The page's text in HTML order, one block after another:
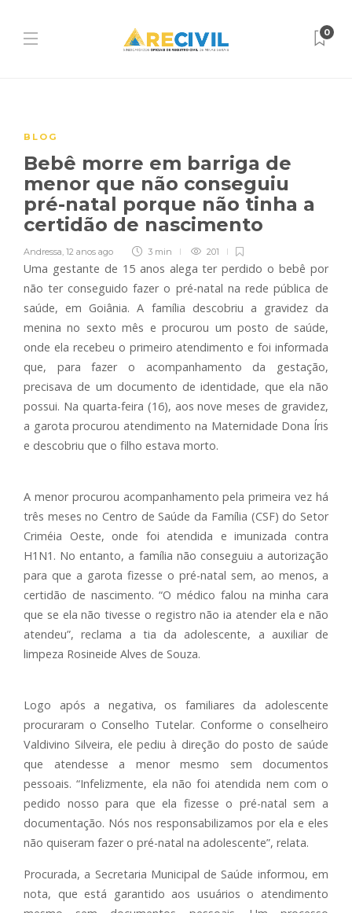
0
BLOG
Bebê morre em barriga de
menor que não conseguiu
pré-natal porque não tinha a
certidão de nascimento
Andressa, 12 anos ago 3 min 201
Uma gestante de 15 anos alega ter perdido o bebê por
não ter conseguido fazer o pré-natal na rede pública de
saúde, em Goiânia. A família descobriu a gravidez da
menina no sexto mês e procurou um posto de saúde,
onde ela recebeu o primeiro atendimento e foi informada
que, para fazer o acompanhamento da gestação,
precisava de um documento de identidade, que ela não
possui. Na quarta-feira (16), aos nove meses de gravidez,
a garota procurou atendimento na Maternidade Dona Íris
e descobriu que o filho estava morto.
A menor procurou acompanhamento pela primeira vez há
três meses no Centro de Saúde da Família (CSF) do Setor
Criméia Oeste, onde foi atendida e imunizada contra
H1N1. No entanto, a família não conseguiu a autorização
para que a garota fizesse o pré-natal sem, ao menos, a
certidão de nascimento. “O médico falou na minha cara
que se ela não tivesse o registro não ia atender ela e não
atendeu”, reclama a tia da adolescente, a auxiliar de
limpeza Rosineide Alves de Souza.
Logo após a negativa, os familiares da adolescente
procuraram o Conselho Tutelar. Conforme o conselheiro
Valdivino Silveira, ele pediu à direção do posto de saúde
que atendesse a menor mesmo sem documentos
pessoais. “Infelizmente, ela não foi atendida nem com o
pedido nosso para que ela fizesse o pré-natal sem a
documentação. Nós nos responsabilizamos por ela e eles
não quiseram fazer o pré-natal na adolescente”, relata.
Procurada, a Secretaria Municipal de Saúde informou, em
nota, que está garantido aos usuários o atendimento